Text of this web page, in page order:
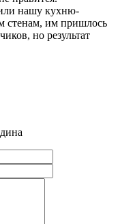
нашу кухню-
стенам, им пришлось
но результат